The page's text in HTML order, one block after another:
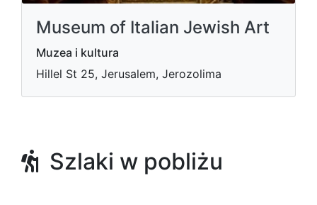
Museum of Italian Jewish Art
Muzea i kultura
Hillel St 25, Jerusalem, Jerozolima
Szlaki w pobliżu